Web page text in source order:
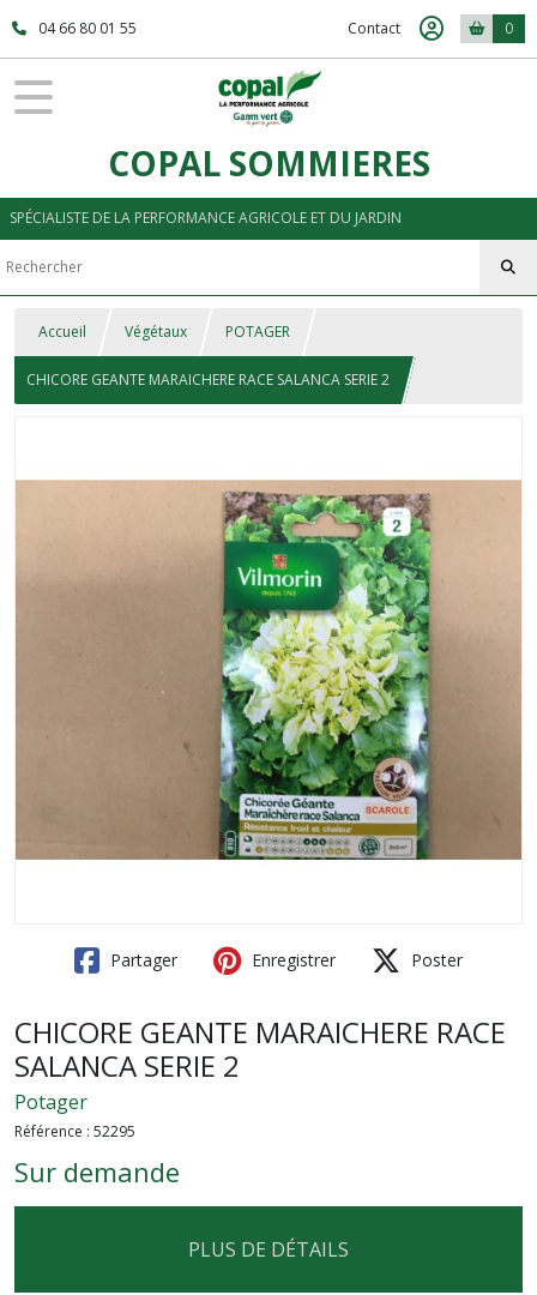
04 66 80 01 55 Contact 0
COPAL SOMMIERES
SPÉCIALISTE DE LA PERFORMANCE AGRICOLE ET DU JARDIN
Accueil Végétaux POTAGER
CHICORE GEANTE MARAICHERE RACE SALANCA SERIE 2
Partager Enregistrer Poster
CHICORE GEANTE MARAICHERE RACE
SALANCA SERIE 2
Potager
Référence : 52295
Sur demande
PLUS DE DÉTAILS